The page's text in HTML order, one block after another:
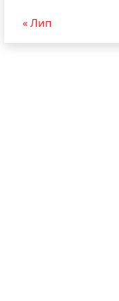
« Лип